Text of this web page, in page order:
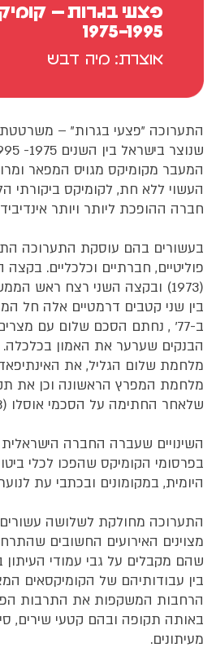
פצעי בגרות –
1975-1995
אוצרת: מיה דבש
התערוכה "פצעי בגרות" –
המעבר מקומיקס מגויס המפאר
העשוי ללא חת, לקומיקס ביקורתי
חברה ההופכת ליותר ויותר
בעשורים בהם עוסקת התערוכה
פוליטיים, חברתיים וכלכליים.
בין שני קטבים דרמטיים אלה חל
ב-77' , נחתם הסכם שלום עם
הבנקים שערער את האמון
מלחמת שלום הגליל, את
מלחמת המפרץ הראשונה וכן את
שלאחר החתימה על הסכמי אוסלו (1993).
השינויים שעברה החברה הישראלית
בפרסומי הקומיקס שהפכו לכלי
היומית, במקומונים ובכתבי עת
התערוכה מחולקת לשלושה
מצוינים האירועים החשובים
שהם מקבלים על גבי עמודי
בין עבודותיהם של הקומיקסאים
הרחבות המשקפות את התרבות
באותה תקופה ובהם קטעי שירים,
מעיתונים.